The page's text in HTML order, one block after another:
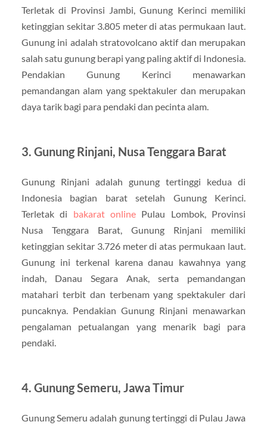
Terletak di Provinsi Jambi, Gunung Kerinci memiliki
ketinggian sekitar 3.805 meter di atas permukaan laut.
Gunung ini adalah stratovolcano aktif dan merupakan
salah satu gunung berapi yang paling aktif di Indonesia.
Pendakian Gunung Kerinci menawarkan
pemandangan alam yang spektakuler dan merupakan
daya tarik bagi para pendaki dan pecinta alam.
3. Gunung Rinjani, Nusa Tenggara Barat
Gunung Rinjani adalah gunung tertinggi kedua di
Indonesia bagian barat setelah Gunung Kerinci.
Terletak di bakarat online Pulau Lombok, Provinsi
Nusa Tenggara Barat, Gunung Rinjani memiliki
ketinggian sekitar 3.726 meter di atas permukaan laut.
Gunung ini terkenal karena danau kawahnya yang
indah, Danau Segara Anak, serta pemandangan
matahari terbit dan terbenam yang spektakuler dari
puncaknya. Pendakian Gunung Rinjani menawarkan
pengalaman petualangan yang menarik bagi para
pendaki.
4. Gunung Semeru, Jawa Timur
Gunung Semeru adalah gunung tertinggi di Pulau Jawa